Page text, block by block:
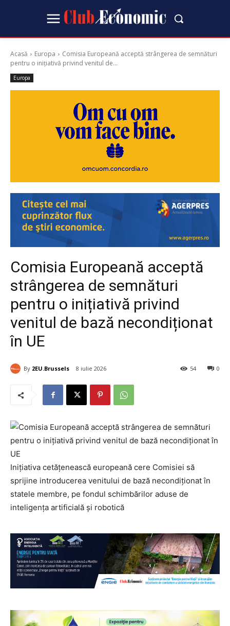
Acasă Europa
Comisia Europeană acceptă strângerea de semnături
pentru o inițiativă privind venitul de...
Europa
Comisia Europeană acceptă
strângerea de semnături
pentru o inițiativă privind
venitul de bază necondiționat
în UE
By 2EU.Brussels 8 iulie 2026 0
54
Inițiativa cetățenească europeană cere Comisiei să
sprijine introducerea venitului de bază necondiționat în
statele membre, pe fondul schimbărilor aduse de
inteligența artificială și robotică